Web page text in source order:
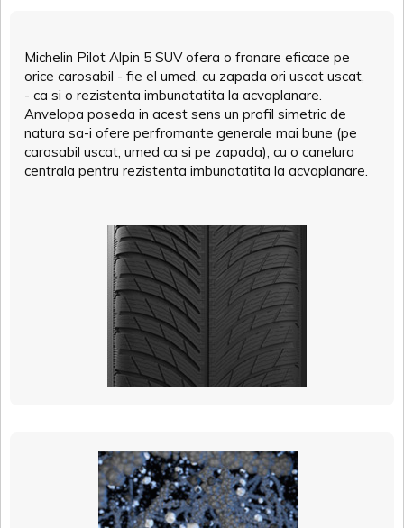
Michelin Pilot Alpin 5 SUV ofera o franare eficace pe
orice carosabil - fie el umed, cu zapada ori uscat uscat,
- ca si o rezistenta imbunatatita la acvaplanare.
Anvelopa poseda in acest sens un profil simetric de
natura sa-i ofere perfromante generale mai bune (pe
carosabil uscat, umed ca si pe zapada), cu o canelura
centrala pentru rezistenta imbunatatita la acvaplanare.